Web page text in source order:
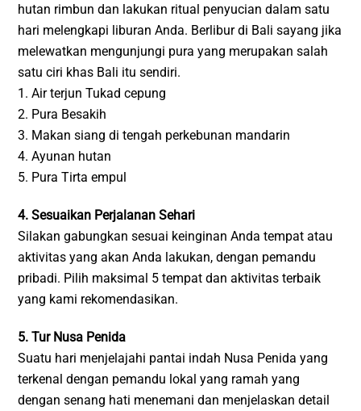
hutan rimbun dan lakukan ritual penyucian dalam satu
hari melengkapi liburan Anda. Berlibur di Bali sayang jika
melewatkan mengunjungi pura yang merupakan salah
satu ciri khas Bali itu sendiri.
1. Air terjun Tukad cepung
2. Pura Besakih
3. Makan siang di tengah perkebunan mandarin
4. Ayunan hutan
5. Pura Tirta empul
4. Sesuaikan Perjalanan Sehari
Silakan gabungkan sesuai keinginan Anda tempat atau
aktivitas yang akan Anda lakukan, dengan pemandu
pribadi. Pilih maksimal 5 tempat dan aktivitas terbaik
yang kami rekomendasikan.
5. Tur Nusa Penida
Suatu hari menjelajahi pantai indah Nusa Penida yang
terkenal dengan pemandu lokal yang ramah yang
dengan senang hati menemani dan menjelaskan detail